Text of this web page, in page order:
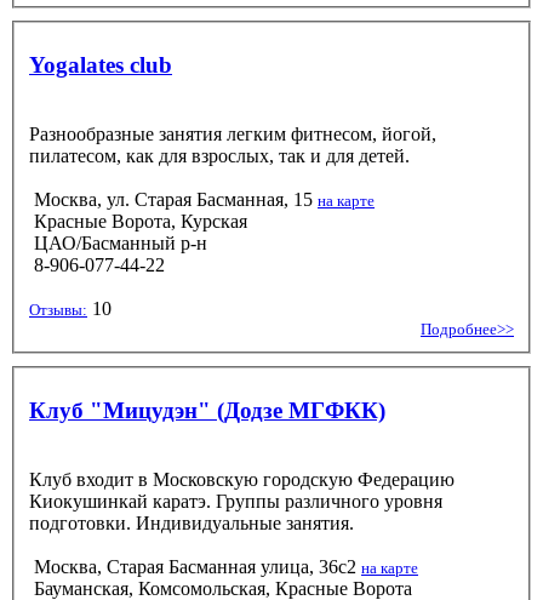
Yogalates club
Разнообразные занятия легким фитнесом, йогой,
пилатесом, как для взрослых, так и для детей.
Москва, ул. Старая Басманная, 15 на карте
Красные Ворота, Курская
ЦАО/Басманный р-н
8-906-077-44-22
Отзывы: 10
Подробнее>>
Клуб "Мицудэн" (Додзе МГФКК)
Клуб входит в Московскую городскую Федерацию
Киокушинкай каратэ. Группы различного уровня
подготовки. Индивидуальные занятия.
Москва, Старая Басманная улица, 36с2 на карте
Бауманская, Комсомольская, Красные Ворота